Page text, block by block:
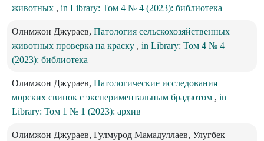
животных , in Library: Том 4 № 4 (2023): библиотека
Олимжон Джураев, Патология сельскохозяйственных
животных проверка на краску , in Library: Том 4 № 4
(2023): библиотека
Олимжон Джураев, Патологические исследования
морских свинок с экспериментальным брадзотом , in
Library: Том 1 № 1 (2023): архив
Олимжон Джураев, Гулмурод Мамадуллаев, Улугбек